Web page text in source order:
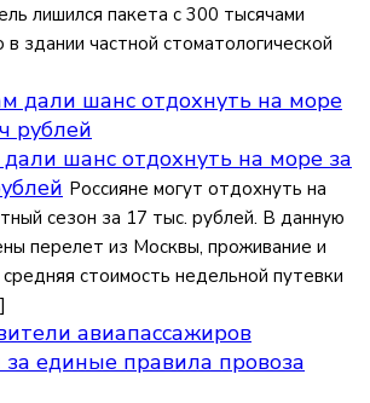
лишился пакета с 300 тысячами
здании частной стоматологической
шанс отдохнуть на море за
Россияне могут отдохнуть на
сезон за 17 тыс. рублей. В данную
перелет из Москвы, проживание и
стоимость недельной путевки